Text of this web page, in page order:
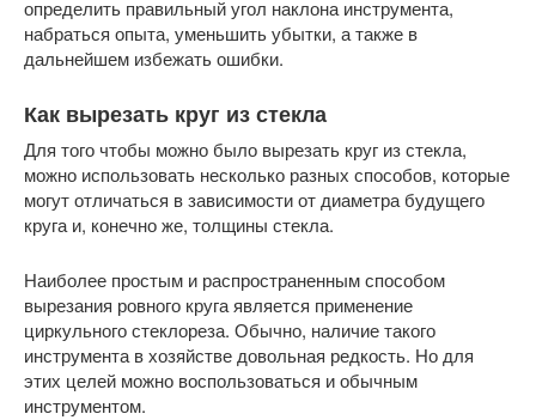
определить правильный угол наклона инструмента,
набраться опыта, уменьшить убытки, а также в
дальнейшем избежать ошибки.
Как вырезать круг из стекла
Для того чтобы можно было вырезать круг из стекла,
можно использовать несколько разных способов, которые
могут отличаться в зависимости от диаметра будущего
круга и, конечно же, толщины стекла.
Наиболее простым и распространенным способом
вырезания ровного круга является применение
циркульного стеклореза. Обычно, наличие такого
инструмента в хозяйстве довольная редкость. Но для
этих целей можно воспользоваться и обычным
инструментом.